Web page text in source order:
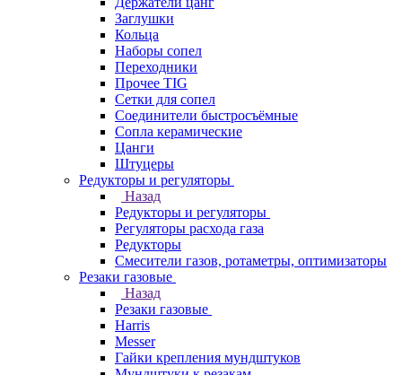
Заглушки
Кольца
Наборы сопел
Переходники
Прочее TIG
Сетки для сопел
Соединители быстросъёмные
Сопла керамические
Цанги
Штуцеры
Редукторы и регуляторы
Назад
Редукторы и регуляторы
Регуляторы расхода газа
Редукторы
Смесители газов, ротаметры, оптимизаторы
Резаки газовые
Назад
Резаки газовые
Harris
Messer
Гайки крепления мундштуков